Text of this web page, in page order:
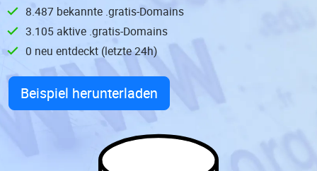
8.487 bekannte .gratis-Domains
3.105 aktive .gratis-Domains
0 neu entdeckt (letzte 24h)
Beispiel herunterladen